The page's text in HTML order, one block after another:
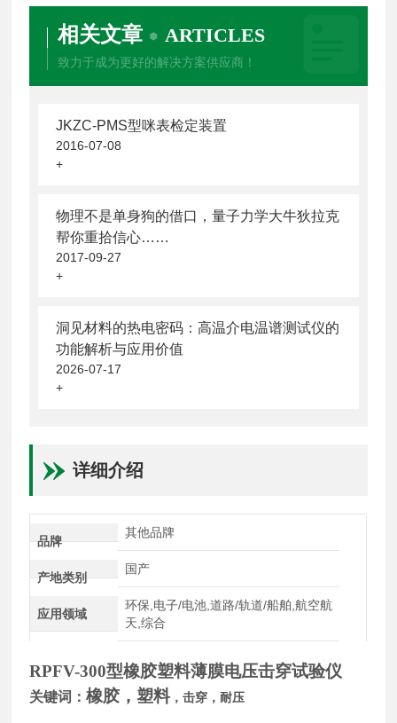
相关文章 ARTICLES
致力于成为更好的解决方案供应商！
JKZC-PMS型咪表检定装置
2016-07-08
+
物理不是单身狗的借口，量子力学大牛狄拉克
帮你重拾信心……
2017-09-27
+
洞见材料的热电密码：高温介电温谱测试仪的
功能解析与应用价值
2026-07-17
+
详细介绍
品牌
其他品牌
产地类别
国产
应用领域
环保,电子/电池,道路/轨道/船舶,航空航
天,综合
RPFV-300型橡胶塑料薄膜电压击穿试验仪
关键词：橡胶，塑料 ，击穿，耐压